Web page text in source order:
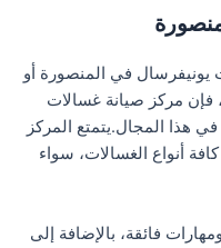
يونيفرسال في المنصورة أو
مركز صيانة غسالات
هذا المجال.يتمتع المركز
أنواع الغسالات، سواء
فائقة، بالإضافة إلى